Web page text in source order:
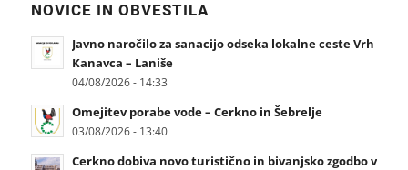
NOVICE IN OBVESTILA
Javno naročilo za sanacijo odseka lokalne ceste Vrh
Kanavca – Laniše
04/08/2026 - 14:33
Omejitev porabe vode – Cerkno in Šebrelje
03/08/2026 - 13:40
Cerkno dobiva novo turistično in bivanjsko zgodbo v